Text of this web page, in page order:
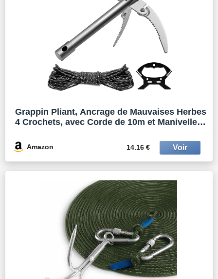
Grappin Pliant, Ancrage de Mauvaises Herbes
4 Crochets, avec Corde de 10m et Manivelle,
Avant Pêche
Amazon 14.16 €